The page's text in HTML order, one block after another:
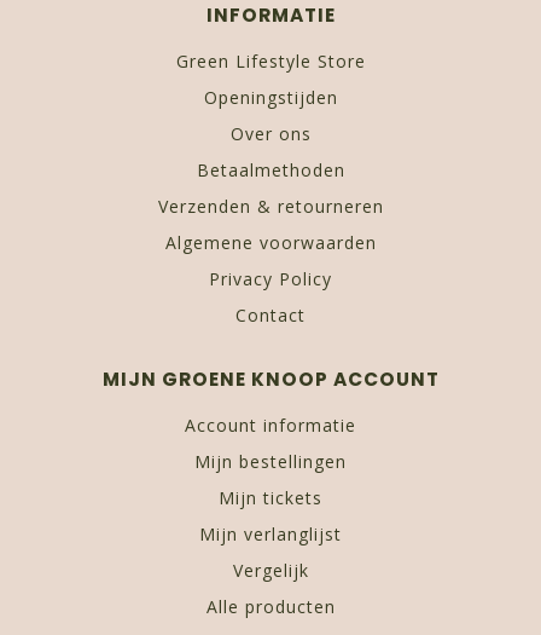
INFORMATIE
Green Lifestyle Store
Openingstijden
Over ons
Betaalmethoden
Verzenden & retourneren
Algemene voorwaarden
Privacy Policy
Contact
MIJN GROENE KNOOP ACCOUNT
Account informatie
Mijn bestellingen
Mijn tickets
Mijn verlanglijst
Vergelijk
Alle producten